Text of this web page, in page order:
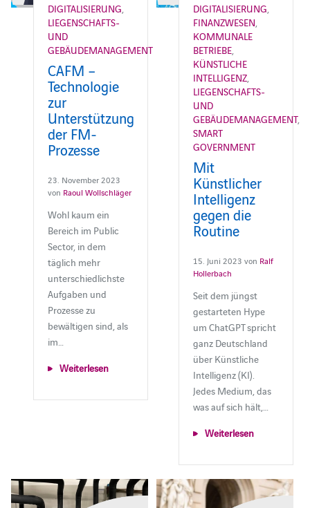
DIGITALISIERUNG
LIEGENSCHAFTS-
UND
GEBÄUDEMANAGEMENT
CAFM –
Technologie
zur
Unterstützung
der FM-
Prozesse
23. November 2023
von Raoul Wollschläger
Wohl kaum ein
Bereich im Public
Sector, in dem
täglich mehr
unterschiedlichste
Aufgaben und
Prozesse zu
bewältigen sind, als
im…
Weiterlesen
DIGITALISIERUNG
FINANZWESEN
KOMMUNALE
BETRIEBE
KÜNSTLICHE
INTELLIGENZ
LIEGENSCHAFTS-
UND
GEBÄUDEMANAGEMENT,
SMART
GOVERNMENT
Mit
Künstlicher
Intelligenz
gegen die
Routine
15. Juni 2023 von Ralf
Hollerbach
Seit dem jüngst
gestarteten Hype
um ChatGPT spricht
ganz Deutschland
über Künstliche
Intelligenz (KI).
Jedes Medium, das
was auf sich hält,…
Weiterlesen